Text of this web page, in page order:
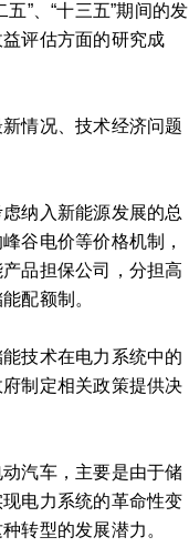
”、“十三五”期间的发
评估方面的研究成
情况、技术经济问题
纳入新能源发展的总
谷电价等价格机制，
品担保公司，分担高
配额制。
技术在电力系统中的
制定相关政策提供决
汽车，主要是由于储
电力系统的革命性变
转型的发展潜力。